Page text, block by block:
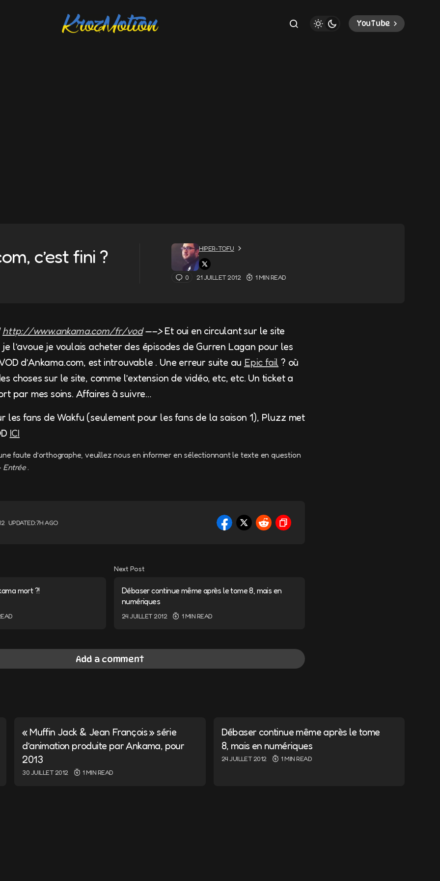
YouTube
c’est fini ? HIPER-TOFU
0 21 JUILLET 2012 1 MIN READ
http://www.ankama.com/fr/vod—–> Et oui en circulant sur le site
je l’avoue je voulais acheter des épisodes de Gurren Lagan pour les
d’Ankama.com, est introuvable . Une erreur suite au Epic fail ? où
choses sur le site, comme l’extension de vidéo, etc, etc. Un ticket a
par mes soins. Affaires à suivre…
les fans de Wakfu (seulement pour les fans de la saison 1), Pluzz met
ICI
faute d’orthographe, veuillez nous en informer en sélectionnant le texte en question
Entrée.
UPDATED:7H AGO
mort ?!
Next Post
Débaser continue même après le tome 8, mais en
numériques
24 JUILLET 2012 1 MIN READ
Add a comment
« Muffin Jack & Jean François » série
d’animation produite par Ankama, pour
2013
30 JUILLET 2012 1 MIN READ
Débaser continue même après le tome
8, mais en numériques
24 JUILLET 2012 1 MIN READ